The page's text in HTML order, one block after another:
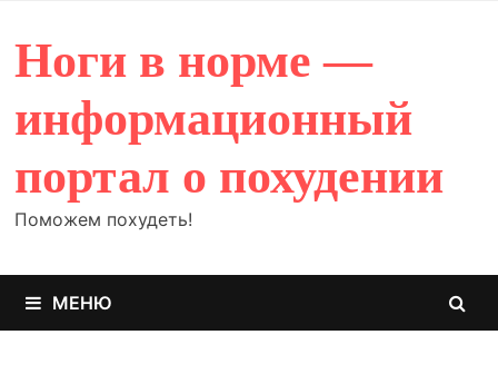
содержимому
Ноги в норме —
информационный
портал о похудении
Поможем похудеть!
МЕНЮ